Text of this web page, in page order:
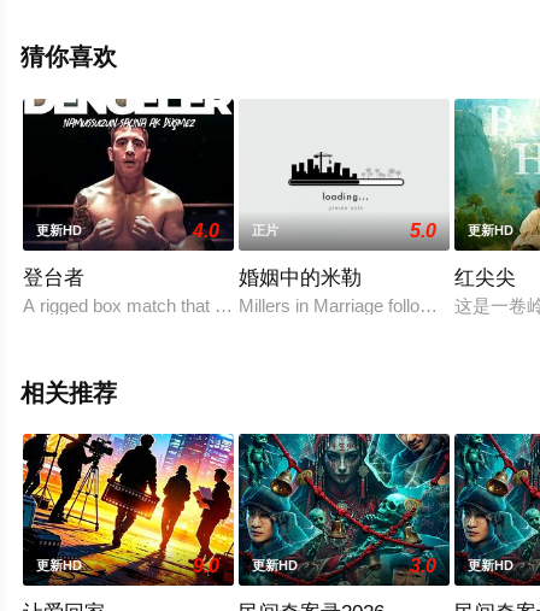
美国电影，手机免费观看高清无删减完整版电影大全就上
剧情网等平台了解。
。
猜你喜欢
更新HD 4.0
登台者
A rigged box match that goes wrong, connects the fates of three u
正片 5.0
婚姻中的米勒
Millers in Marriage follows Eve Miller,
更新HD
红尖尖
这是一卷
相关推荐
更新HD 9.0 更新HD 3.0 更新HD